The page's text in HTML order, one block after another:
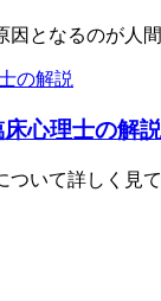
となるのが
心理士の解説
いて詳しく